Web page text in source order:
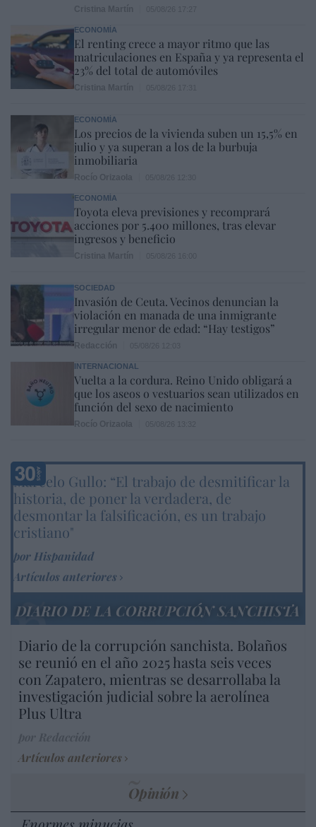
ECONOMÍA
El renting crece a mayor ritmo que las
matriculaciones en España y ya representa el
23% del total de automóviles
ECONOMÍA
Los precios de la vivienda suben un 15,5% en
julio y ya superan a los de la burbuja
inmobiliaria
ECONOMÍA
Toyota eleva previsiones y recomprará
acciones por 5.400 millones, tras elevar
ingresos y beneficio
SOCIEDAD
Invasión de Ceuta. Vecinos denuncian la
violación en manada de una inmigrante
irregular menor de edad: “Hay testigos”
INTERNACIONAL
Vuelta a la cordura. Reino Unido obligará a
que los aseos o vestuarios sean utilizados en
función del sexo de nacimiento
Marcelo Gullo: “El trabajo de desmitificar la
historia, de poner la verdadera, de
desmontar la falsificación, es un trabajo
cristiano"
por Hispanidad
Artículos anteriores
DIARIO DE LA CORRUPCIÓN SANCHISTA
Diario de la corrupción sanchista. Bolaños
se reunió en el año 2025 hasta seis veces
con Zapatero, mientras se desarrollaba la
investigación judicial sobre la aerolínea
Plus Ultra
Artículos anteriores
Opinión